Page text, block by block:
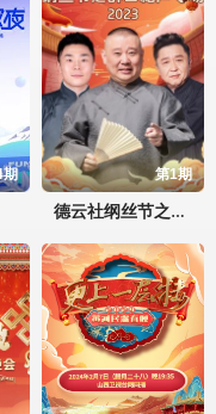
期 第1期
德云社纲丝节之群口相声专场